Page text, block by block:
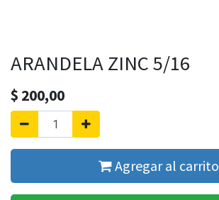
ARANDELA ZINC 5/16
$ 200,00
Agregar al carrito